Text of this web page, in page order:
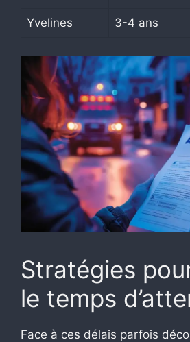
Yvelines 3-4 ans
Stratégies
le temps
Face à ces délais parfois